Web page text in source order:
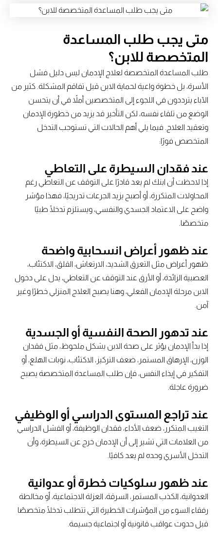
متى يجب طلب المساعدة
المتخصصة للابن؟
طلب المساعدة المتخصصة لعلاج الإدمان ليس دليل فشل
الأسرة، بل خطوة واعية لحماية الابن قبل تفاقم المشكلة. كثير من
الآباء يترددون في اللجوء إلى المتخصصين أملاً في أن يتحسن
الوضع من تلقاء نفسه، لكن التأخير قد يزيد من خطورة الإدمان
وتعقيد العلاج. فيما يلي أهم الحالات التي تستوجب التدخل
المتخصص فورًا:
عند فقدان السيطرة على التعاطي
إذا لاحظت أن ابنك لم يعد قادرًا على التوقف عن التعاطي رغم
المحاولات المتكررة، أو أصبح يزيد الجرعات تدريجيًا، فهذا مؤشر
واضح على الاعتماد الجسدي والنفسي، ويستلزم تدخلًا طبيًا
متخصصًا.
عند ظهور أعراض انسحابية واضحة
ظهور أعراض مثل التعرق الشديد، الارتعاش، القلق، الاكتئاب،
العصبية الزائدة، أو الأرق عند التوقف عن التعاطي، يدل على دخول
الابن مرحلة الإدمان الفعلي، وهنا يصبح العلاج المنزلي خطرًا وغير
آمن.
عند تدهور الصحة النفسية أو الجسدية
إذا بدأ الإدمان يؤثر على صحة الابن بشكل ملحوظ، مثل فقدان
الوزن، الإرهاق المستمر، ضعف التركيز، الاكتئاب، نوبات الهلع، أو
التفكير في إيذاء النفس، فإن طلب المساعدة المتخصصة يصبح
ضرورة عاجلة.
عند تراجع المستوى الدراسي أو الوظيفي
التغيب المتكرر، ضعف الأداء، فقدان الوظيفة، أو الفشل الدراسي
من العلامات التي تشير إلى أن الإدمان خرج عن السيطرة، وأن
التدخل الأسري وحده لم يعد كافيًا.
عند ظهور سلوكيات خطرة أو عدوانية
العدوانية، الكذب المستمر، السرقة، العزلة الاجتماعية، أو مخالطة
رفقاء السوء من المؤشرات الخطيرة التي تتطلب تدخلًا متخصصًا
قبل حدوث عواقب قانونية أو اجتماعية جسيمة.